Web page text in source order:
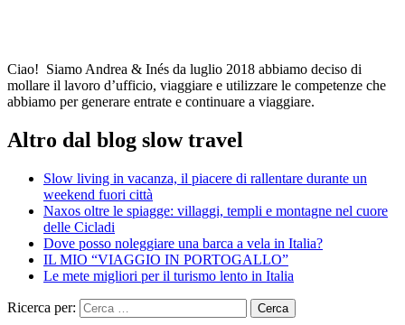
Ciao! Siamo Andrea & Inés da luglio 2018 abbiamo deciso di
mollare il lavoro d’ufficio, viaggiare e utilizzare le competenze che
abbiamo per generare entrate e continuare a viaggiare.
Altro dal blog slow travel
Slow living in vacanza, il piacere di rallentare durante un
weekend fuori città
Naxos oltre le spiagge: villaggi, templi e montagne nel cuore
delle Cicladi
Dove posso noleggiare una barca a vela in Italia?
IL MIO “VIAGGIO IN PORTOGALLO”
Le mete migliori per il turismo lento in Italia
Ricerca per: